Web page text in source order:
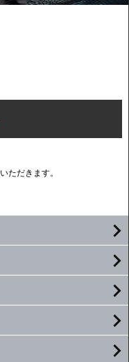
ただきます。